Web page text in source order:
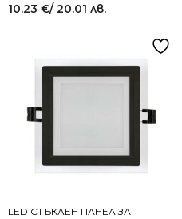
10.23 €/ 20.01 лв.
LED СТЪКЛЕН ПАНЕЛ ЗА